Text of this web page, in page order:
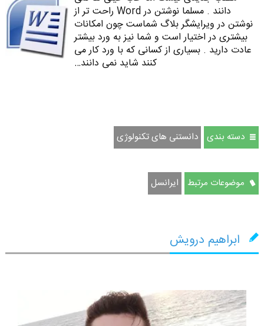
دانند . مسلما نوشتن در Word راحت تر از
نوشتن در ویرایشگر بلاگ شماست چون امکانات
بیشتری در اختیار است و شما نیز به ورد بیشتر
عادت دارید . بسیاری از کسانی که با ورد کار می
کنند شاید نمی دانند…
دسته بندی دانستنی های تکنولوژی
موضوعات مرتبط ایرانسل
ابراهیم درویش